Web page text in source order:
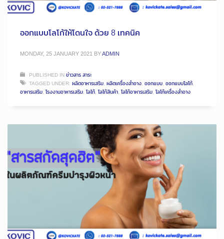
ออกแบบโลโก้ให้โดนใจ ด้วย 8 เทคนิค
MONDAY, 25 JANUARY 2021 BYADMIN
PUBLISHED INข่าวสาร สาระ
TAGGED UNDER: ผลิตอาหารเสริม, ผลิตเครื่องสำอาง, ออกแบบ, ออกแบบโลโก้,
อาหารเสริม, โรงงานอาหารเสริม, โลโก้, โลโก้สินค้า, โลโก้อาหารเสริม, โลโก้เครื่องสำอาง